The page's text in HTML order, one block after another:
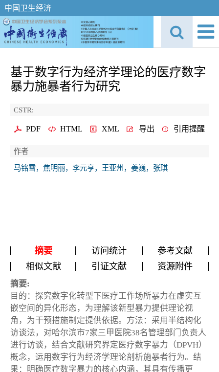
中国卫生经济
基于数字行为经济学理论的医疗数字
暴力施暴者行为研究
CSTR:
PDF HTML XML 导出 引用提醒
作者
马铭雪，焦明丽，李元亨，王亚州，姜巍，张琪
摘要 访问统计
参考文献
相似文献
引证文献 资源附件
摘要:
目的：探究数字化转型下医疗工作场所暴力在虚实互
嵌空间的异化形态，为理解该新型暴力提供理论视
角，为干预措施制定提供依据。方法：采用半结构化
访谈法，对哈尔滨市7家三甲医院38名管理部门负责人
进行访谈，结合文献研究界定医疗数字暴力（DPVH）
概念，运用数字行为经济学理论剖析施暴者行为。结
果：明确医疗数字暴力的核心内涵，其具有传播更